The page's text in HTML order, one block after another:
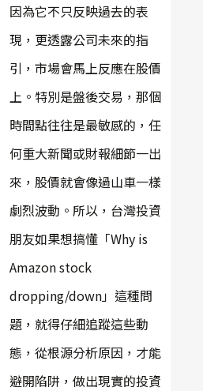
因為它不只反映過去的表
現，更透露公司未來的指
引，市場會馬上反應在股價
上。特別是盤後交易，那個
時間點往往是最敏感的，任
何重大新聞或財報細節一出
來，股價就會像過山車一樣
劇烈波動。所以，台灣投資
朋友如果想搞懂「Why is
Amazon stock
dropping/down」這種問
題，就得仔細追蹤這些動
態，從根源分析原因，才能
避開陷阱，做出現實的投資